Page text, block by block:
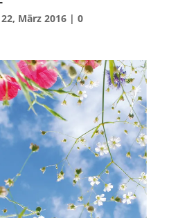
März 2016| 0